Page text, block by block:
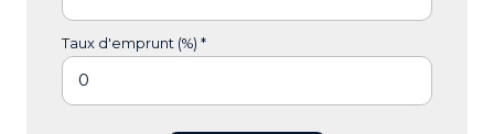
Taux d'emprunt (%) *